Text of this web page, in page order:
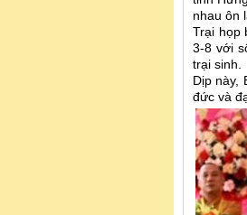
nhau ôn
Trại họp
3-8 với
trại sinh.
Dịp này,
đức và